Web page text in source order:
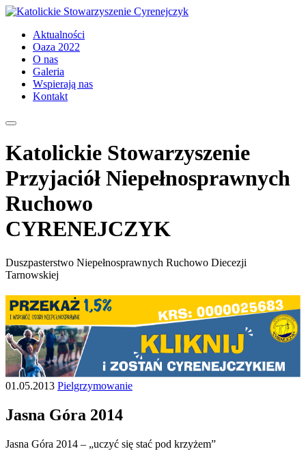
Aktualności
Oaza 2022
O nas
Galeria
Wspierają nas
Kontakt
Katolickie Stowarzyszenie
Przyjaciół Niepełnosprawnych
Ruchowo
CYRENEJCZYK
Duszpasterstwo Niepełnosprawnych Ruchowo Diecezji
Tarnowskiej
01.05.2013 Pielgrzymowanie
Jasna Góra 2014
Jasna Góra 2014 – „uczyć się stać pod krzyżem”